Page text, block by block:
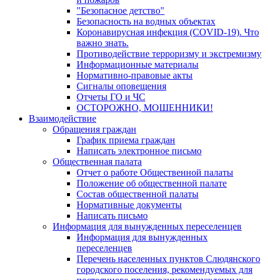
"Безопасное детство"
Безопасность на водных объектах
Коронавирусная инфекция (COVID-19). Что
важно знать.
Противодействие терроризму и экстремизму
Информационные материалы
Нормативно-правовые акты
Сигналы оповещения
Отчеты ГО и ЧС
ОСТОРОЖНО, МОШЕННИКИ!
Взаимодействие
Обращения граждан
График приема граждан
Написать электронное письмо
Общественная палата
Отчет о работе Общественной палаты
Положение об общественной палате
Состав общественной палаты
Нормативные документы
Написать письмо
Информация для вынужденных переселенцев
Информация для вынужденных
переселенцев
Перечень населенных пунктов Слюдянского
городского поселения, рекомендуемых для